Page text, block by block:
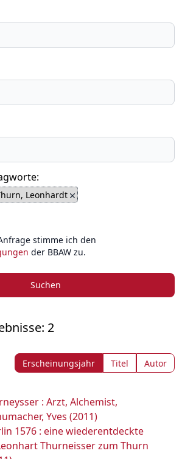
Leonhardt
stimme ich den
der BBAW zu.
Suchen
2
Erscheinungsjahr Titel Autor
: Arzt, Alchemist,
Yves (2011)
1576 : eine wiederentdeckte
Thurneisser zum Thurn